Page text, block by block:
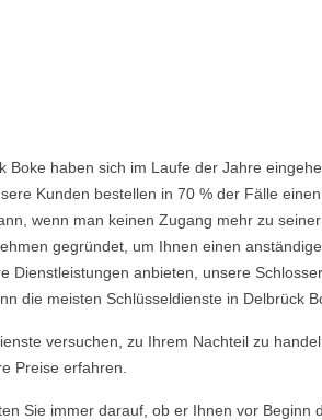
haben sich im Laufe der Jahre
Kunden bestellen in 70 % der Fälle
wenn man keinen Zugang mehr zu
gegründet, um Ihnen einen
Dienstleistungen anbieten, unsere
die meisten Schlüsseldienste in Delbrück
versuchen, zu Ihrem Nachteil zu
Preise erfahren.
Sie immer darauf, ob er Ihnen vor